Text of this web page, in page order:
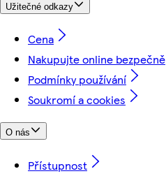
Užitečné odkazy
Cena
Nakupujte online bezpečně
Podmínky používání
Soukromí a cookies
O nás
Přístupnost